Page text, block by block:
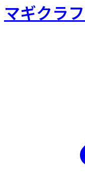
マギクラ